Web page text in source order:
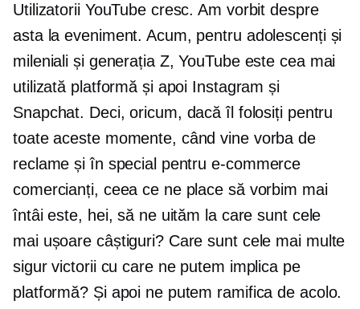
Utilizatorii YouTube cresc. Am vorbit despre
asta la eveniment. Acum, pentru adolescenți și
mileniali și generația Z, YouTube este cea mai
utilizată platformă și apoi Instagram și
Snapchat. Deci, oricum, dacă îl folosiți pentru
toate aceste momente, când vine vorba de
reclame și în special pentrue-commerce
comercianți, ceea ce ne place să vorbim mai
întâi este, hei, să ne uităm la care sunt cele
mai ușoare câștiguri? Care sunt cele mai multe
sigurvictorii cu care ne putem implica pe
platformă? Și apoi ne putem ramifica de acolo.